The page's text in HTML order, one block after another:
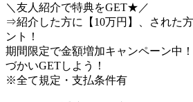
＼友人紹介で特典をGET★／
⇒紹介した方に【10万円】、された
ント！
期間限定で金額増加キャンペーン中
づかいGETしよう！
※全て規定・支払条件有